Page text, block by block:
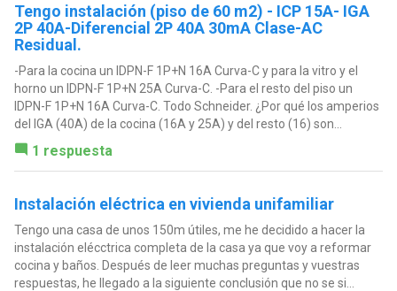
Tengo instalación (piso de 60 m2) - ICP 15A- IGA
2P 40A-Diferencial 2P 40A 30mA Clase-AC
Residual.
-Para la cocina un IDPN-F 1P+N 16A Curva-C y para la vitro y el
horno un IDPN-F 1P+N 25A Curva-C. -Para el resto del piso un
IDPN-F 1P+N 16A Curva-C. Todo Schneider. ¿Por qué los amperios
del IGA (40A) de la cocina (16A y 25A) y del resto (16) son...
1 respuesta
Instalación eléctrica en vivienda unifamiliar
Tengo una casa de unos 150m útiles, me he decidido a hacer la
instalación elécctrica completa de la casa ya que voy a reformar
cocina y baños. Después de leer muchas preguntas y vuestras
respuestas, he llegado a la siguiente conclusión que no se si...